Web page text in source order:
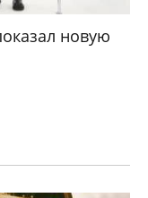
новую